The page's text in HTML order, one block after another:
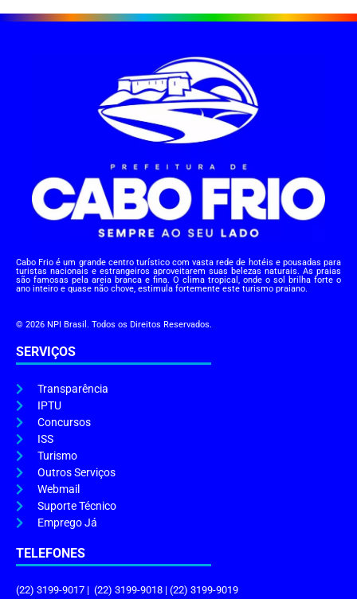
Cabo Frio é um grande centro turístico com vasta rede de hotéis e pousadas para
turistas nacionais e estrangeiros aproveitarem suas belezas naturais. As praias
são famosas pela areia branca e fina. O clima tropical, onde o sol brilha forte o
ano inteiro e quase não chove, estimula fortemente este turismo praiano.
© 2026 NPI Brasil. Todos os Direitos Reservados.
SERVIÇOS
Transparência
IPTU
Concursos
ISS
Turismo
Outros Serviços
Webmail
Suporte Técnico
Emprego Já
TELEFONES
(22) 3199-9017 | (22) 3199-9018 | (22) 3199-9019